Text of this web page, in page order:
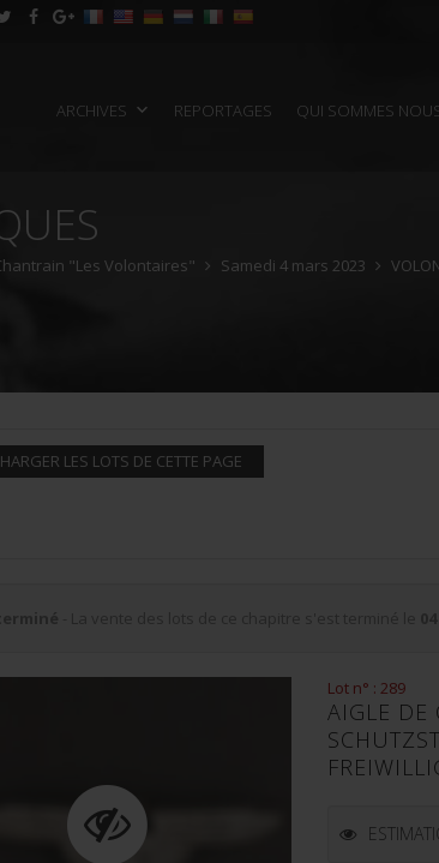
ARCHIVES REPORTAGES QUI SOMMES
"Les Volontaires" Samedi 4 mars 2023
LES LOTS DE CETTE PAGE
Lot n° : 289
AIGLE DE